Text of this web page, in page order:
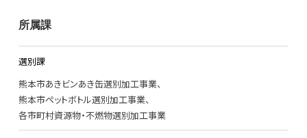
所属課
選別課
熊本市あきビンあき缶選別加工事業
熊本市ペットボトル選別加工事業
各市町村資源物・不燃物選別加工事業